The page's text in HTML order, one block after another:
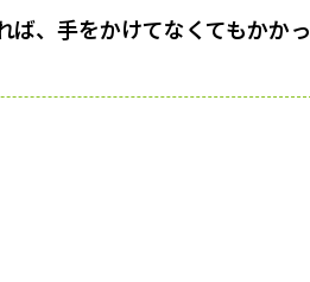
、手をかけてなくてもかかっ